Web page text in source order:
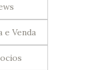
e Venda